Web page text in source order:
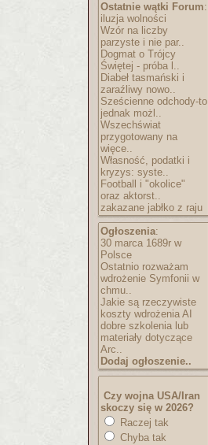
Ostatnie wątki Forum:
iluzja wolności
Wzór na liczby
parzyste i nie par..
Dogmat o Trójcy
Świętej - próba l..
Diabeł tasmański i
zaraźliwy nowo..
Sześcienne odchody-to
jednak możl..
Wszechświat
przygotowany na
więce..
Własność, podatki i
kryzys: syste..
Football i "okolice"
oraz aktorst..
zakazane jabłko z raju
Ogłoszenia:
30 marca 1689r w
Polsce
Ostatnio rozważam
wdrożenie Symfonii w
chmu..
Jakie są rzeczywiste
koszty wdrożenia AI
dobre szkolenia lub
materiały dotyczące
Arc..
Dodaj ogłoszenie..
Czy wojna USA/Iran
skoczy się w 2026?
Raczej tak
Chyba tak